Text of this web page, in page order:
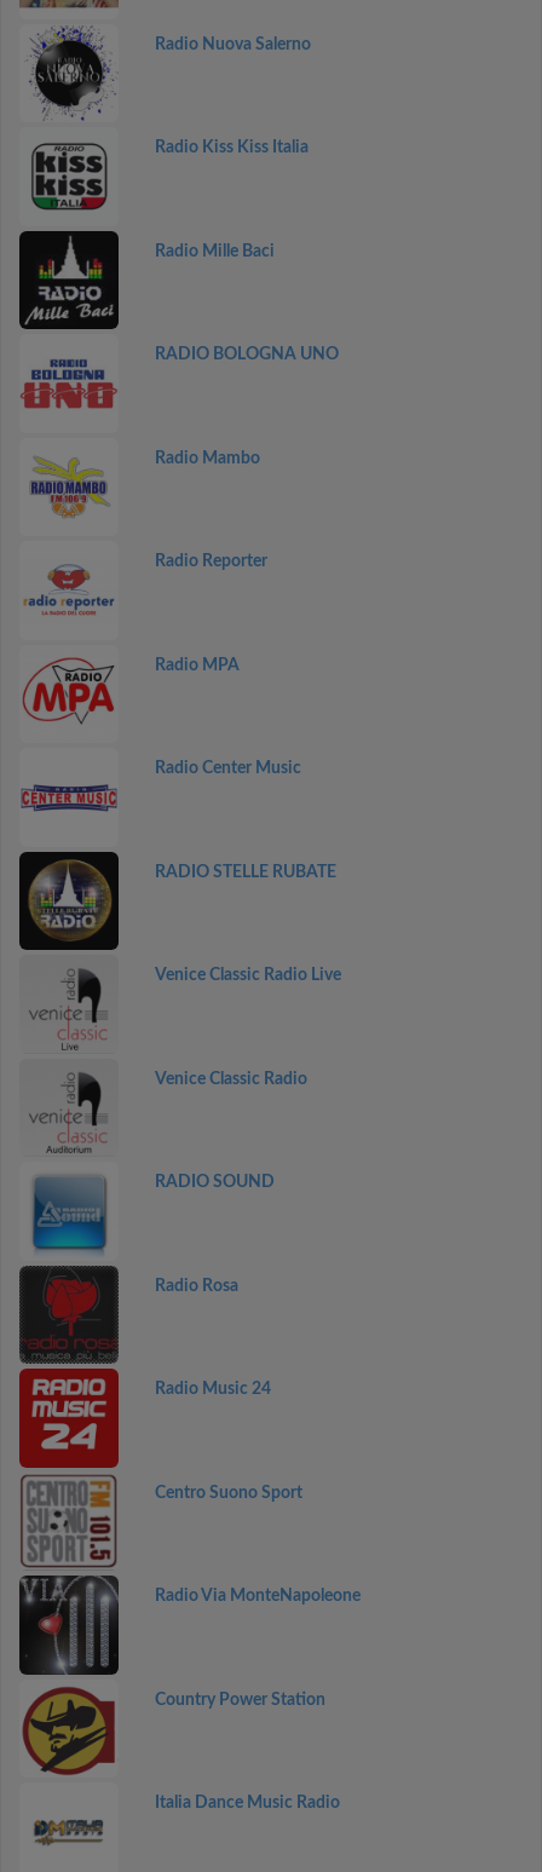
Radio Nuova Salerno
Radio Kiss Kiss Italia
Radio Mille Baci
RADIO BOLOGNA UNO
Radio Mambo
Radio Reporter
Radio MPA
Radio Center Music
RADIO STELLE RUBATE
Venice Classic Radio Live
Venice Classic Radio
RADIO SOUND
Radio Rosa
Radio Music 24
Centro Suono Sport
Radio Via MonteNapoleone
Country Power Station
Italia Dance Music Radio